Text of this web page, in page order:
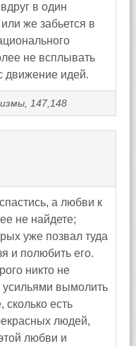
в один
же забьется в
не всплывать
движение идей.
147,148
а любви к
не найдете;
уже позвал туда
и полюбить его.
никто не
вымолить
сколько есть
людей,
любви и